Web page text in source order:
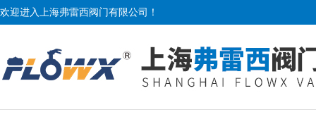
欢迎进入上海弗雷西阀门有限公司！